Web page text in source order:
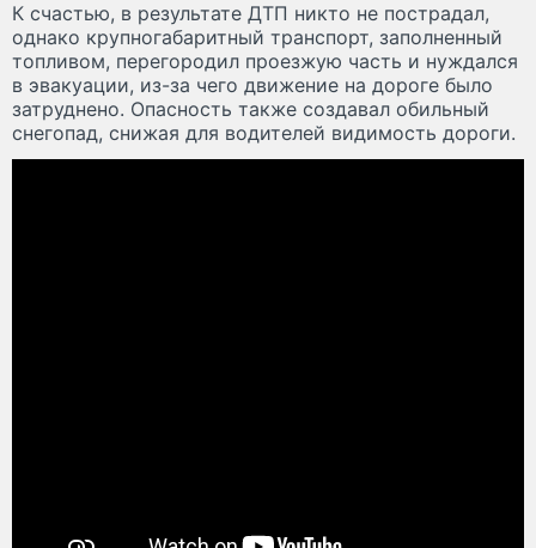
К счастью, в результате ДТП никто не пострадал,
однако крупногабаритный транспорт, заполненный
топливом, перегородил проезжую часть и нуждался
в эвакуации, из-за чего движение на дороге было
затруднено. Опасность также создавал обильный
снегопад, снижая для водителей видимость дороги.